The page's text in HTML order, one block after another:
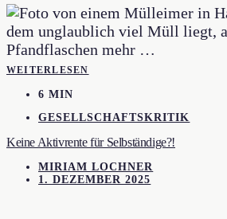
WEITERLESEN
6 MIN
GESELLSCHAFTSKRITIK
Keine Aktivrente für Selbständige?!
MIRIAM LOCHNER
1. DEZEMBER 2025